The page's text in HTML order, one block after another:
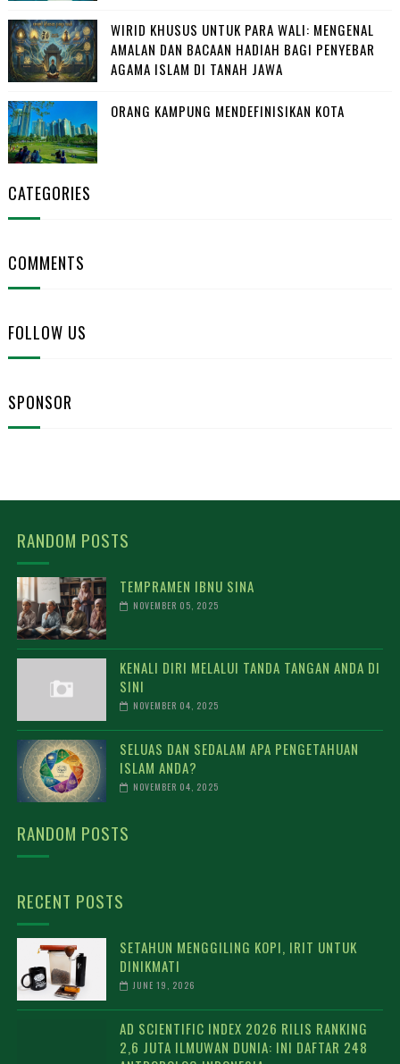
WIRID KHUSUS UNTUK PARA WALI: MENGENAL
AMALAN DAN BACAAN HADIAH BAGI PENYEBAR
AGAMA ISLAM DI TANAH JAWA
ORANG KAMPUNG MENDEFINISIKAN KOTA
CATEGORIES
COMMENTS
FOLLOW US
SPONSOR
RANDOM POSTS
TEMPRAMEN IBNU SINA
NOVEMBER 05, 2025
KENALI DIRI MELALUI TANDA TANGAN ANDA DI
SINI
NOVEMBER 04, 2025
SELUAS DAN SEDALAM APA PENGETAHUAN
ISLAM ANDA?
NOVEMBER 04, 2025
RANDOM POSTS
RECENT POSTS
SETAHUN MENGGILING KOPI, IRIT UNTUK
DINIKMATI
JUNE 19, 2026
AD SCIENTIFIC INDEX 2026 RILIS RANKING
2,6 JUTA ILMUWAN DUNIA: INI DAFTAR 248